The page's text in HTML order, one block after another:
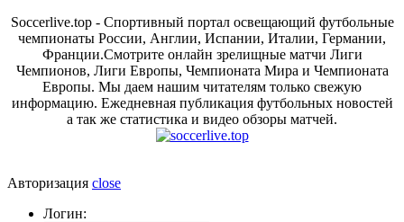
Soccerlive.top - Спортивный портал освещающий футбольные
чемпионаты России, Англии, Испании, Италии, Германии,
Франции.Смотрите онлайн зрелищные матчи Лиги
Чемпионов, Лиги Европы, Чемпионата Мира и Чемпионата
Европы. Мы даем нашим читателям только свежую
информацию. Ежедневная публикация футбольных новостей
а так же статистика и видео обзоры матчей.
Авторизация close
Логин: